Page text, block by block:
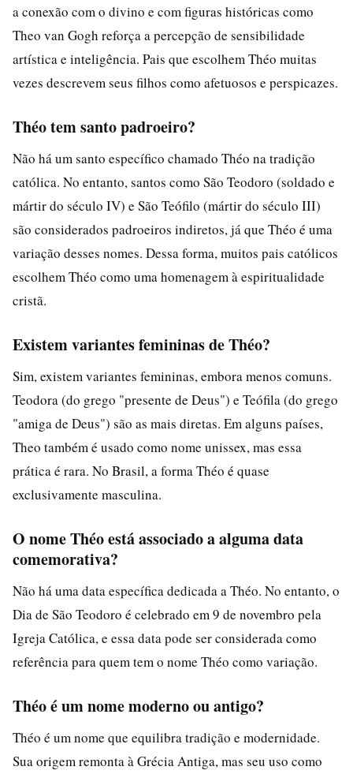
a conexão com o divino e com figuras históricas como
Theo van Gogh reforça a percepção de sensibilidade
artística e inteligência. Pais que escolhem Théo muitas
vezes descrevem seus filhos como afetuosos e perspicazes.
Théo tem santo padroeiro?
Não há um santo específico chamado Théo na tradição
católica. No entanto, santos como São Teodoro (soldado e
mártir do século IV) e São Teófilo (mártir do século III)
são considerados padroeiros indiretos, já que Théo é uma
variação desses nomes. Dessa forma, muitos pais católicos
escolhem Théo como uma homenagem à espiritualidade
cristã.
Existem variantes femininas de Théo?
Sim, existem variantes femininas, embora menos comuns.
Teodora (do grego "presente de Deus") e Teófila (do grego
"amiga de Deus") são as mais diretas. Em alguns países,
Theo também é usado como nome unissex, mas essa
prática é rara. No Brasil, a forma Théo é quase
exclusivamente masculina.
O nome Théo está associado a alguma data
comemorativa?
Não há uma data específica dedicada a Théo. No entanto, o
Dia de São Teodoro é celebrado em 9 de novembro pela
Igreja Católica, e essa data pode ser considerada como
referência para quem tem o nome Théo como variação.
Théo é um nome moderno ou antigo?
Théo é um nome que equilibra tradição e modernidade.
Sua origem remonta à Grécia Antiga, mas seu uso como